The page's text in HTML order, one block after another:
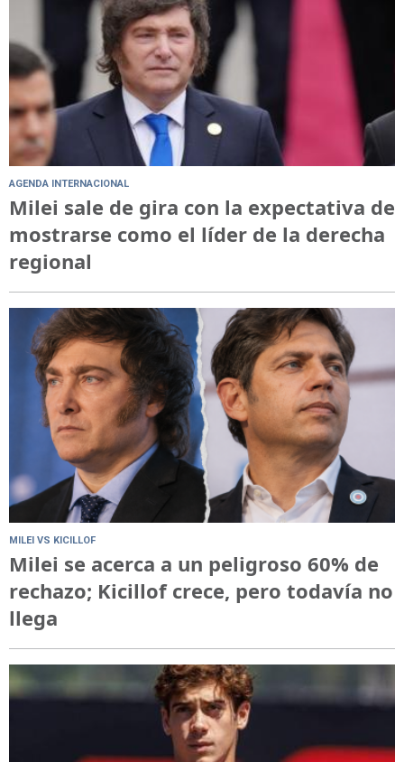
AGENDA INTERNACIONAL
Milei sale de gira con la expectativa de
mostrarse como el líder de la derecha
regional
MILEI VS KICILLOF
Milei se acerca a un peligroso 60% de
rechazo; Kicillof crece, pero todavía no
llega